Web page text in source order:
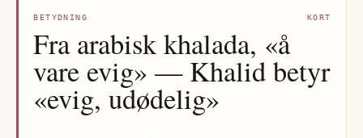
BETYDNING KORT
Fra arabisk khalada, «å
vare evig» — Khalid betyr
«evig, udødelig»